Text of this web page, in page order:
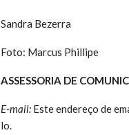
Sandra Bezerra
Foto: Marcus Phillipe
ASSESSORIA DE
E-mail: Este endereço de
lo.